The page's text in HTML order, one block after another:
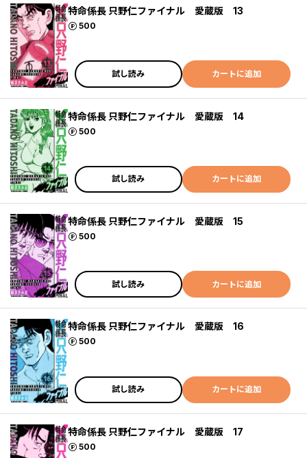
特命係長 只野仁ファイナル 愛蔵版 13
500
ポイント
試し読み カートに追加
特命係長 只野仁ファイナル 愛蔵版 14
500
ポイント
試し読み カートに追加
特命係長 只野仁ファイナル 愛蔵版 15
500
ポイント
試し読み カートに追加
特命係長 只野仁ファイナル 愛蔵版 16
500
ポイント
試し読み カートに追加
特命係長 只野仁ファイナル 愛蔵版 17
500
ポイント